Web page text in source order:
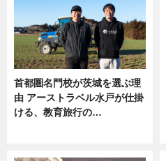
首都圏名門校が茨城を選ぶ理
由 アーストラベル水戸が仕掛
ける、教育旅行の…